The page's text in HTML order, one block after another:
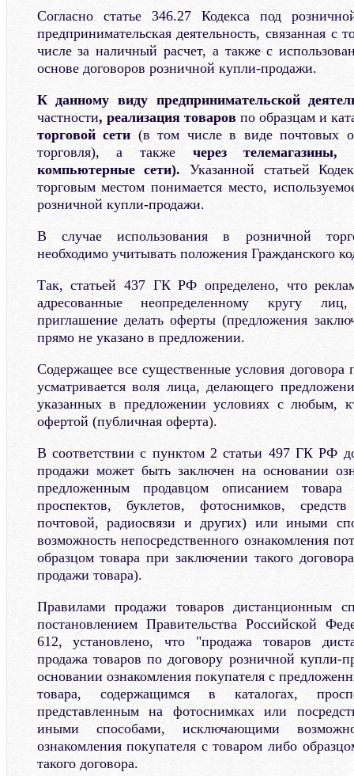
Согласно статье 346.27 Кодекса под
предпринимательская деятельность, связанная с
числе за наличный расчет, а также с
основе договоров розничной купли-продажи.
К данному виду предпринимательской
частности, реализация товаровпо образцам и
торговой сети (в том числе в виде почтовых
торговля), а также через
компьютерные сети). Указанной статьей
торговым местом понимается место,
розничной купли-продажи.
В случае использования в розничной
необходимо учитывать положения Гражданского
Так, статьей 437 ГК РФ определено, что
адресованные неопределенному кругу
приглашение делать оферты (предложения
прямо не указано в предложении.
Содержащее все существенные условия договора
усматривается воля лица, делающего
указанных в предложении условиях с любым,
офертой (публичная оферта).
В соответствии с пунктом 2 статьи 497 ГК РФ
продажи может быть заключен на основании
предложенным продавцом описанием товара
проспектов, буклетов, фотоснимков,
почтовой, радиосвязи и других) или иными
возможность непосредственного ознакомления
образцом товара при заключении такого
продажи товара).
Правилами продажи товаров дистанционным
постановлением Правительства Российской
612, установлено, что "продажа товаров
продажа товаров по договору розничной купли-
основании ознакомления покупателя с
товара, содержащимся в каталогах,
представленным на фотоснимках или
иными способами, исключающими
ознакомления покупателя с товаром либо
такого договора.